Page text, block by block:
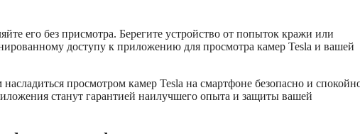
его без присмотра. Берегите устройство от попыток кражи или
доступу к приложению для просмотра камер Tesla и вашей
просмотром камер Tesla на смартфоне безопасно и
станут гарантией наилучшего опыта и защиты вашей